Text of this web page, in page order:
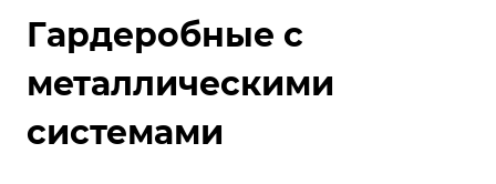
Гардеробные с
металлическими
системами